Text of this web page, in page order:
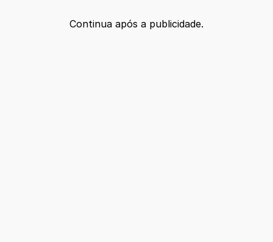
Continua após a publicidade.